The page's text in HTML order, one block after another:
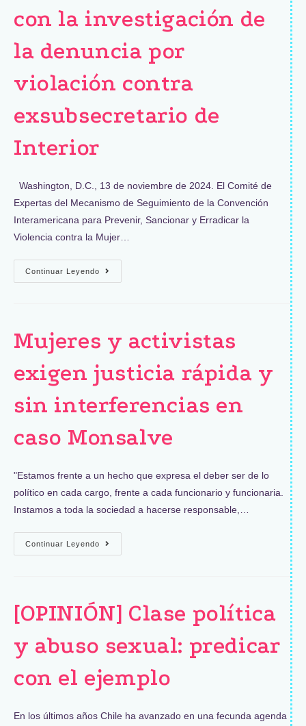
con la investigación de
la denuncia por
violación contra
exsubsecretario de
Interior
Washington, D.C., 13 de noviembre de 2024. El Comité de
Expertas del Mecanismo de Seguimiento de la Convención
Interamericana para Prevenir, Sancionar y Erradicar la
Violencia contra la Mujer…
Continuar Leyendo
Mujeres y activistas
exigen justicia rápida y
sin interferencias en
caso Monsalve
"Estamos frente a un hecho que expresa el deber ser de lo
político en cada cargo, frente a cada funcionario y funcionaria.
Instamos a toda la sociedad a hacerse responsable,…
Continuar Leyendo
[OPINIÓN] Clase política
y abuso sexual: predicar
con el ejemplo
En los últimos años Chile ha avanzado en una fecunda agenda